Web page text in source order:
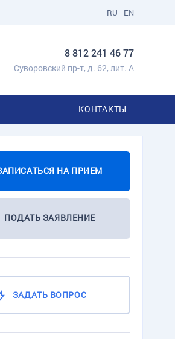
EN
RU
8 812 241 46 77
Суворовский пр-т, д. 62, лит. А
КОНТАКТЫ
НА ПРИЕМ
ПОДАТЬ ЗАЯВЛЕНИЕ
ЗАДАТЬ ВОПРОС